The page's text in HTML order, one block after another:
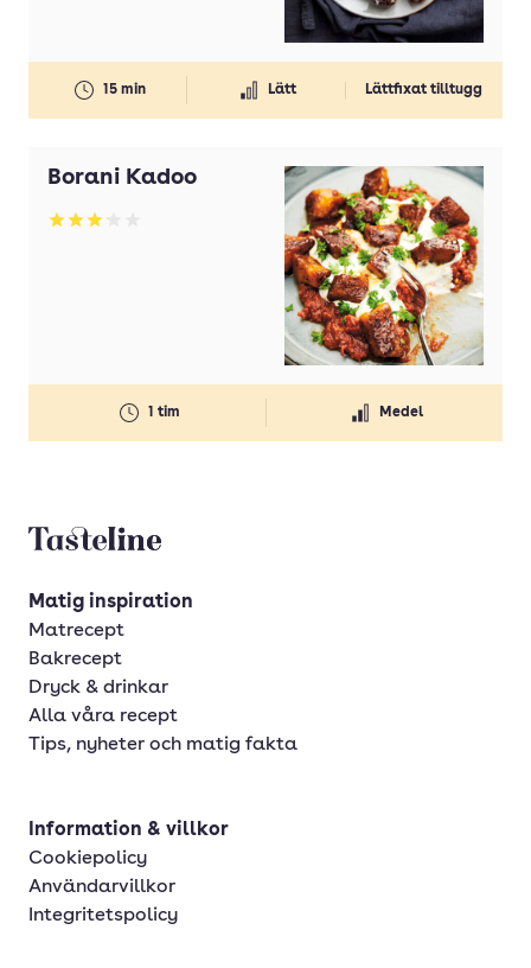
15 min Lätt Lättfixat tilltugg
Borani Kadoo
Betyg: 3.13 av 5
1 tim Medel
Tasteline startsida
Matig inspiration
Matrecept
Bakrecept
Dryck & drinkar
Alla våra recept
Tips, nyheter och matig fakta
Information & villkor
Cookiepolicy
Användarvillkor
Integritetspolicy